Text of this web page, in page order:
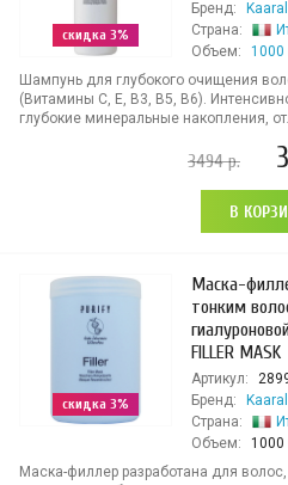
скидка 3%
Бренд:
Kaaral
Страна:
Объем:
1000
Шампунь для глубокого очищения
(Витамины C, E, B3, B5, B6).
глубокие минеральные накопления,
3494р.
В
скидка 3%
Маска-
тонким
FILLER MASK
Артикул:
Бренд:
Kaaral
Страна:
Объем:
1000
Маска-филлер разработана для